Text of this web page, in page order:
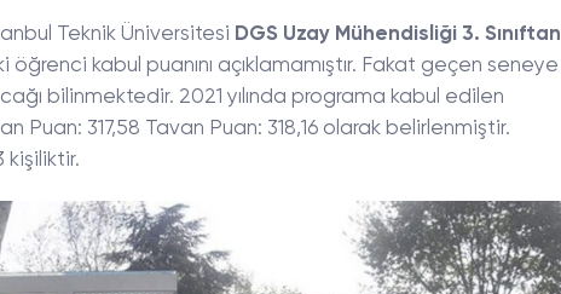
Teknik Üniversitesi DGS Uzay Mühendisliği 3. Sınıftan
ki öğrenci kabul puanını açıklamamıştır. Fakat geçen seneye
bilinmektedir. 2021 yılında programa kabul edilen
Puan: 317,58 Tavan Puan: 318,16 olarak belirlenmiştir.
kişiliktir.